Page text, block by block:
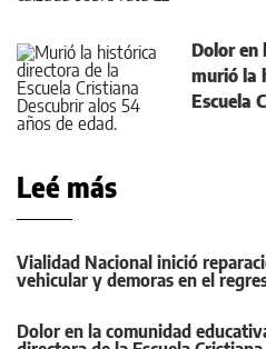
Dolor en
murió la
Escuela
Leé más
Vialidad Nacional inició
vehicular y demoras en el
Dolor en la comunidad